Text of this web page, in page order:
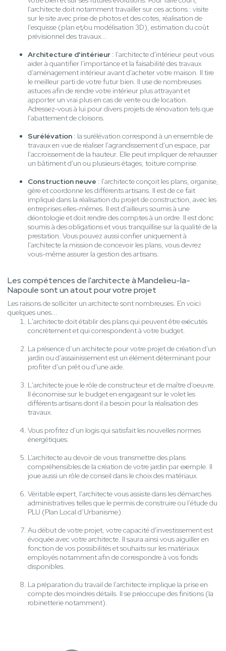
l'architecte doit notamment travailler sur ces actions : visite
sur le site avec prise de photos et des cotes, réalisation de
l'esquisse (plan et/ou modélisation 3D), estimation du coût
prévisionnel des travaux...
Architecture d'intérieur : l'architecte d'intérieur peut vous
aider à quantifier l'importance et la faisabilité des travaux
d’aménagement intérieur avant d'acheter votre maison. Il tire
le meilleur parti de votre futur bien. Il use de nombreuses
astuces afin de rendre votre intérieur plus attrayant et
apporter un vrai plus en cas de vente ou de location.
Adressez-vous à lui pour divers projets de rénovation tels que
l'abattement de cloisons.
Surélévation : la surélévation correspond à un ensemble de
travaux en vue de réaliser l'agrandissement d'un espace, par
l'accroissement de la hauteur. Elle peut impliquer de rehausser
un bâtiment d'un ou plusieurs étages, toiture comprise.
Construction neuve : l'architecte conçoit les plans, organise,
gère et coordonne les différents artisans. Il est de ce fait
impliqué dans la réalisation du projet de construction, avec les
entreprises elles-mêmes. Il est d'ailleurs soumis à une
déontologie et doit rendre des comptes à un ordre. Il est donc
soumis à des obligations et vous tranquillise sur la qualité de la
prestation. Vous pouvez aussi confier uniquement à
l'architecte la mission de concevoir les plans, vous devrez
vous-même assurer la gestion des artisans.
Les compétences de l'architecte à Mandelieu-la-
Napoule sont un atout pour votre projet
Les raisons de solliciter un architecte sont nombreuses. En voici
quelques unes...
L'architecte doit établir des plans qui peuvent être exécutés
concrètement et qui correspondent à votre budget.
La présence d’un architecte pour votre projet de création d'un
jardin ou d'assainissement est un élément déterminant pour
profiter d'un prêt ou d'une aide.
L'architecte joue le rôle de constructeur et de maître d'oeuvre.
Il économise sur le budget en engageant sur le volet les
différents artisans dont il a besoin pour la réalisation des
travaux.
Vous profitez d'un logis qui satisfait les nouvelles normes
énergétiques.
L’architecte au devoir de vous transmettre des plans
compréhensibles de la création de votre jardin par exemple. Il
joue aussi un rôle de conseil dans le choix des matériaux.
Véritable expert, l'architecte vous assiste dans les démarches
administratives telles que le permis de construire ou l’étude du
PLU (Plan Local d’Urbanisme).
Au début de votre projet, votre capacité d'investissement est
évoquée avec votre architecte. Il saura ainsi vous aiguiller en
fonction de vos possibilités et souhaits sur les matériaux
employés notamment afin de correspondre à vos fonds
disponibles.
La préparation du travail de l'architecte implique la prise en
compte des moindres détails. Il se préoccupe des finitions (la
robinetterie notamment).